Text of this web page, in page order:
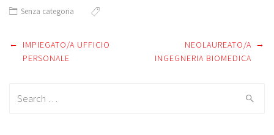
Senza categoria
Post
navigation
←
IMPIEGATO/A UFFICIO
PERSONALE
NEOLAUREATO/A
INGEGNERIA BIOMEDICA
→